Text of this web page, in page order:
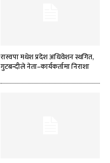
रास्वपा मधेश प्रदेश अधिवेशन स्थगित,
गुटबन्दीले नेता–कार्यकर्तामा निराशा